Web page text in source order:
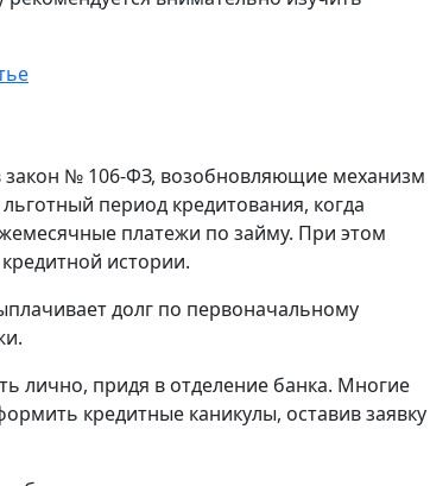
закон № 106-ФЗ, возобновляющие механизм
период кредитования, когда
платежи по займу. При этом
истории.
долг по первоначальному
лично, придя в отделение банка. Многие
кредитные каникулы, оставив заявку